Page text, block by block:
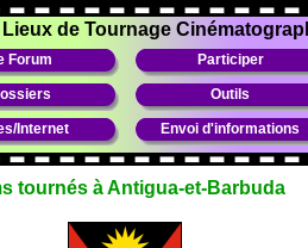
Lieux de Tournage
Forum Participer
Outils
Internet Envoi d'informations
tournés à Antigua-et-Barbuda